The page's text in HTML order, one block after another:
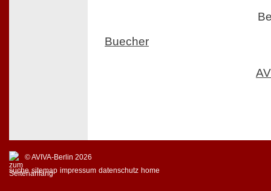
Buecher
© AVIVA-Berlin 2026
suche sitemap impressum datenschutz home